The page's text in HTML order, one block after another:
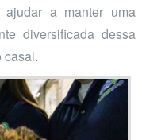
a manter uma
diversificada dessa
casal.